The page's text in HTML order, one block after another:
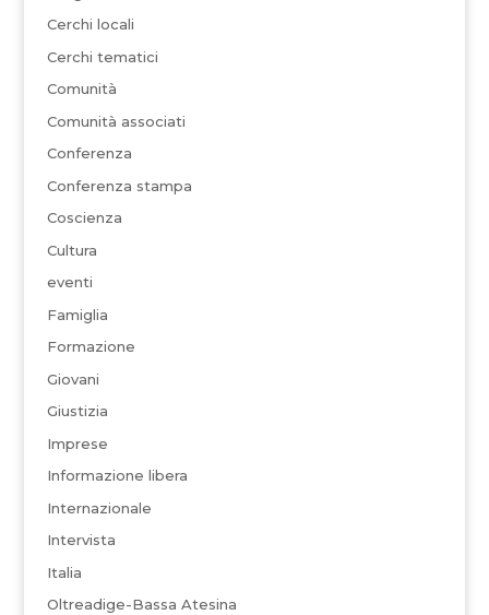
Cerchi locali
Cerchi tematici
Comunità
Comunità associati
Conferenza
Conferenza stampa
Coscienza
Cultura
eventi
Famiglia
Formazione
Giovani
Giustizia
Imprese
Informazione libera
Internazionale
Intervista
Italia
Oltreadige-Bassa Atesina